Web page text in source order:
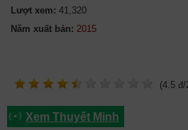
Lượt xem: 41,320
Năm xuất bản:
(4.5 đ/
Xem Thuyết Minh